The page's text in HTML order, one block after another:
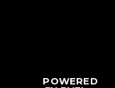
POWERED